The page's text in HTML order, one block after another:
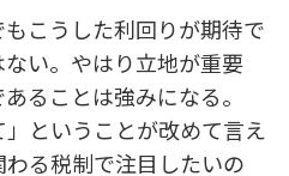
こうした利回りが期待で
い。やはり立地が重要
ることは強みになる。
」ということが改めて言え
る税制で注目したいの